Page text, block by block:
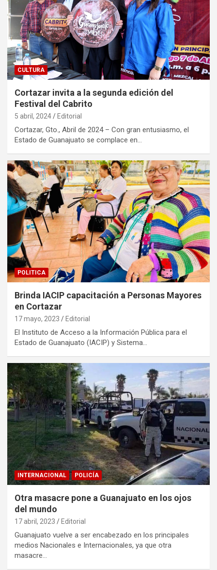
CULTURA
Cortazar invita a la segunda edición del
Festival del Cabrito
5 abril, 2024 Editorial
Cortazar, Gto., Abril de 2024 – Con gran entusiasmo, el
Estado de Guanajuato se complace en…
POLITICA
Brinda IACIP capacitación a Personas Mayores
en Cortazar
17 mayo, 2023 Editorial
El Instituto de Acceso a la Información Pública para el
Estado de Guanajuato (IACIP) y Sistema…
INTERNACIONAL POLICÍA
Otra masacre pone a Guanajuato en los ojos
del mundo
17 abril, 2023 Editorial
Guanajuato vuelve a ser encabezado en los principales
medios Nacionales e Internacionales, ya que otra
masacre…